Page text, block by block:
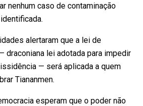
nenhum caso de contaminação
alertaram que a lei de
draconiana lei adotada para impedir
— será aplicada a quem
Tiananmen.
esperam que o poder não